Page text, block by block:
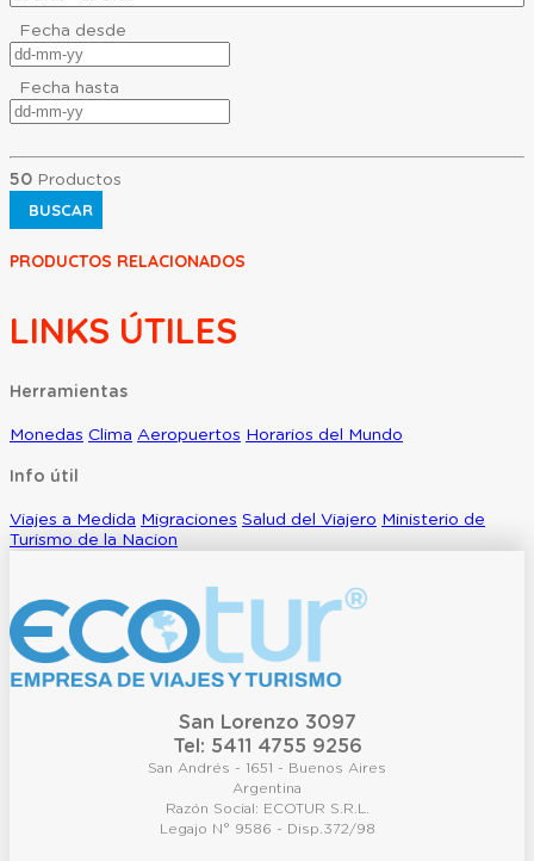
Fecha desde
Fecha hasta
50 Productos
BUSCAR
PRODUCTOS RELACIONADOS
LINKS ÚTILES
Herramientas
Monedas Clima Aeropuertos Horarios del Mundo
Info útil
Viajes a Medida Migraciones Salud del Viajero Ministerio de
Turismo de la Nacion
San Lorenzo 3097
Tel: 5411 4755 9256
San Andrés - 1651 - Buenos Aires
Argentina
Razón Social: ECOTUR S.R.L.
Legajo N° 9586 - Disp.372/98